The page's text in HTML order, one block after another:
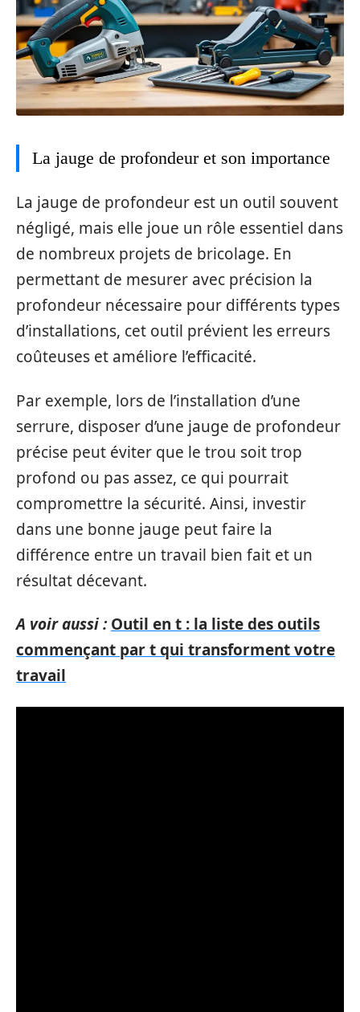
La jauge de profondeur et son importance
La jauge de profondeur est un outil souvent
négligé, mais elle joue un rôle essentiel dans
de nombreux projets de bricolage. En
permettant de mesurer avec précision la
profondeur nécessaire pour différents types
d’installations, cet outil prévient les erreurs
coûteuses et améliore l’efficacité.
Par exemple, lors de l’installation d’une
serrure, disposer d’une jauge de profondeur
précise peut éviter que le trou soit trop
profond ou pas assez, ce qui pourrait
compromettre la sécurité. Ainsi, investir
dans une bonne jauge peut faire la
différence entre un travail bien fait et un
résultat décevant.
A voir aussi : Outil en t : la liste des outils
commençant par t qui transforment votre
travail